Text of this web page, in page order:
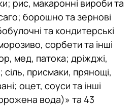
рис, макаронні вироби та
борошно та зернові
та кондитерські
сорбети та інші
мед, патока; дріжджі,
присмаки, прянощі,
оцет, соуси та інші
вода)» та 43